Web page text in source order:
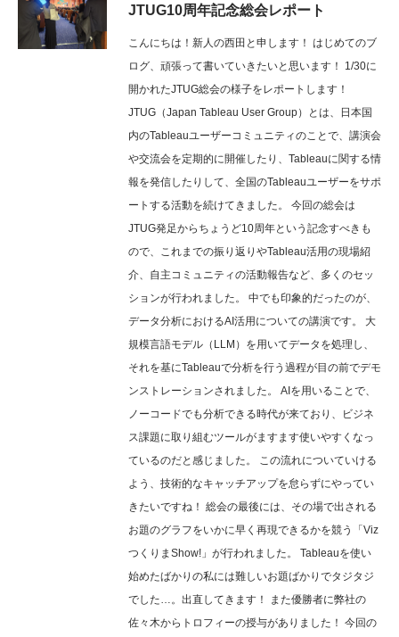
JTUG10周年記念総会レポート
こんにちは！新人の西田と申します！ はじめてのブ
ログ、頑張って書いていきたいと思います！ 1/30に
開かれたJTUG総会の様子をレポートします！
JTUG（Japan Tableau User Group）とは、日本国
内のTableauユーザーコミュニティのことで、講演会
や交流会を定期的に開催したり、Tableauに関する情
報を発信したりして、全国のTableauユーザーをサポ
ートする活動を続けてきました。 今回の総会は
JTUG発足からちょうど10周年という記念すべきも
ので、これまでの振り返りやTableau活用の現場紹
介、自主コミュニティの活動報告など、多くのセッ
ションが行われました。 中でも印象的だったのが、
データ分析におけるAI活用についての講演です。 大
規模言語モデル（LLM）を用いてデータを処理し、
それを基にTableauで分析を行う過程が目の前でデモ
ンストレーションされました。 AIを用いることで、
ノーコードでも分析できる時代が来ており、ビジネ
ス課題に取り組むツールがますます使いやすくなっ
ているのだと感じました。 この流れについていける
よう、技術的なキャッチアップを怠らずにやってい
きたいですね！ 総会の最後には、その場で出される
お題のグラフをいかに早く再現できるかを競う「Viz
つくりまShow!」が行われました。 Tableauを使い
始めたばかりの私には難しいお題ばかりでタジタジ
でした…。出直してきます！ また優勝者に弊社の
佐々木からトロフィーの授与がありました！ 今回の